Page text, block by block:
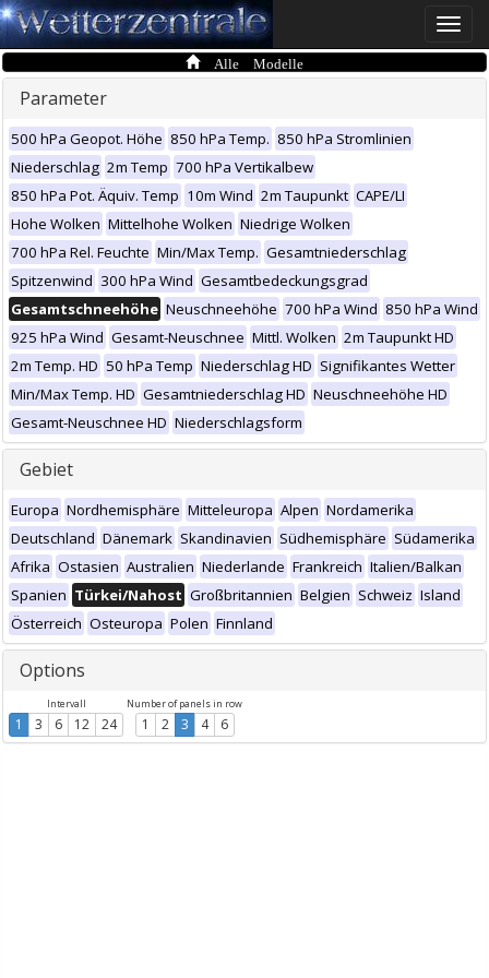
Toggle
Alle Modelle
Parameter
500 hPa Geopot. Höhe 850 hPa Temp. 850 hPa Stromlinien
Niederschlag 2m Temp 700 hPa Vertikalbew
850 hPa Pot. Äquiv. Temp 10m Wind 2m Taupunkt CAPE/LI
Hohe Wolken Mittelhohe Wolken Niedrige Wolken
700 hPa Rel. Feuchte Min/Max Temp. Gesamtniederschlag
Spitzenwind 300 hPa Wind Gesamtbedeckungsgrad
Gesamtschneehöhe Neuschneehöhe 700 hPa Wind 850 hPa Wind
925 hPa Wind Gesamt-Neuschnee Mittl. Wolken 2m Taupunkt HD
2m Temp. HD 50 hPa Temp Niederschlag HD Signifikantes Wetter
Min/Max Temp. HD Gesamtniederschlag HD Neuschneehöhe HD
Gesamt-Neuschnee HD Niederschlagsform
Gebiet
Europa Nordhemisphäre Mitteleuropa Alpen Nordamerika
Deutschland Dänemark Skandinavien Südhemisphäre Südamerika
Afrika Ostasien Australien Niederlande Frankreich Italien/Balkan
Spanien Türkei/Nahost Großbritannien Belgien Schweiz Island
Österreich Osteuropa Polen Finnland
Options
Intervall
1 3 6 12 24
Number of panels in row
1 2 3 4 6